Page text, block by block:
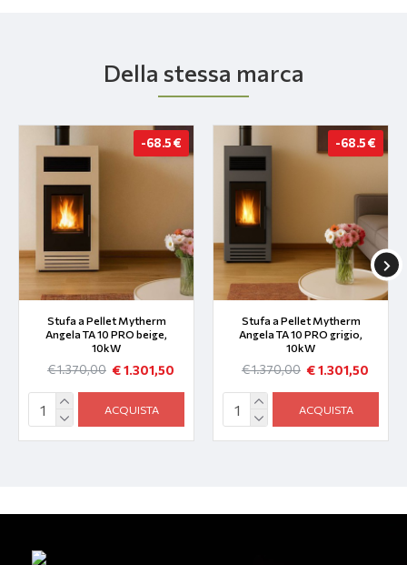
Della stessa marca
-68.5 €
Stufa a Pellet Mytherm
Angela TA 10 PRO beige,
10kW
€ 1.301,50
€ 1.370,00
ACQUISTA
-68.5 €
Stufa a Pellet Mytherm
Angela TA 10 PRO grigio,
10kW
€ 1.301,50
€ 1.370,00
ACQUISTA